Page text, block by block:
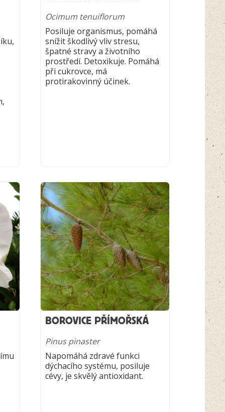
Ocimum tenuiflorum
Posiluje organismus, pomáhá
snížit škodlivý vliv stresu,
špatné stravy a životního
prostředí. Detoxikuje. Pomáhá
při cukrovce, má
protirakovinný účinek.
BOROVICE PŘÍMOŘSKÁ
Pinus pinaster
Napomáhá zdravé funkci
dýchacího systému, posiluje
cévy, je skvělý antioxidant.